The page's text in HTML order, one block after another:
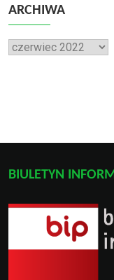
ARCHIWA
Archiwa
BIULETYN